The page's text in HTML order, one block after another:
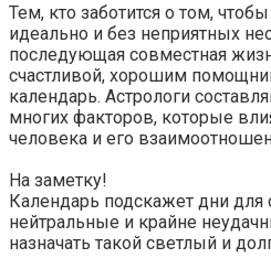
Тем, кто заботится о том,
идеально и без неприятных
последующая совместная
счастливой, хорошим
календарь. Астрологи
многих факторов, которые
человека и его
На заметку!
Календарь подскажет дни для
нейтральные и крайне
назначать такой светлый и